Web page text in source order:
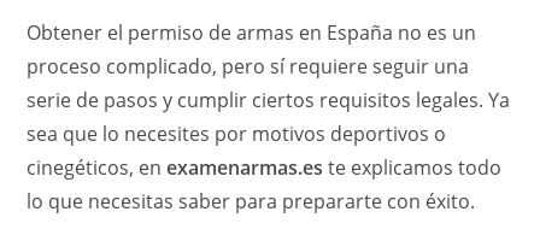
entrada:
Obtener el permiso de armas en España no es un
proceso complicado, pero sí requiere seguir una
serie de pasos y cumplir ciertos requisitos legales. Ya
sea que lo necesites por motivos deportivos o
cinegéticos, enexamenarmas.es te explicamos todo
lo que necesitas saber para prepararte con éxito.